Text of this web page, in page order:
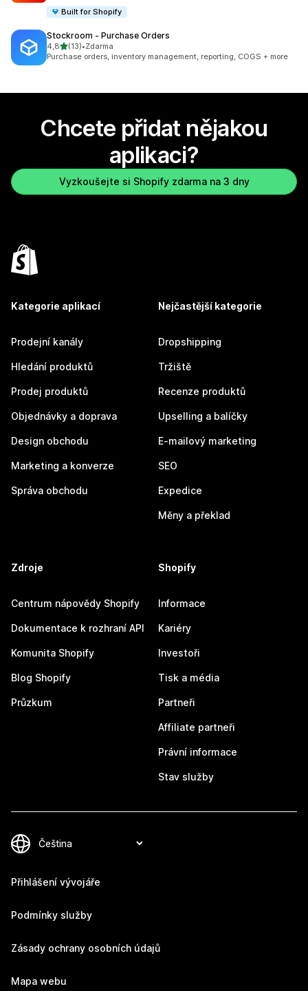
Built for Shopify
Stockroom ‑ Purchase Orders
4,8z 5 hvězd
(13)
Celkový počet recenzí: 13
•Zdarma
Purchase orders, inventory management, reporting, COGS + more
Chcete přidat nějakou
aplikaci?
Vyzkoušejte si Shopify zdarma na 3 dny
Kategorie aplikací
Prodejní kanály
Hledání produktů
Prodej produktů
Objednávky a doprava
Design obchodu
Marketing a konverze
Správa obchodu
Nejčastější kategorie
Dropshipping
Tržiště
Recenze produktů
Upselling a balíčky
E-mailový marketing
SEO
Expedice
Měny a překlad
Zdroje
Centrum nápovědy Shopify
Dokumentace k rozhraní API
Komunita Shopify
Blog Shopify
Průzkum
Shopify
Informace
Kariéry
Investoři
Tisk a média
Partneři
Affiliate partneři
Právní informace
Stav služby
Přihlášení vývojáře
Podmínky služby
Zásady ochrany osobních údajů
Mapa webu